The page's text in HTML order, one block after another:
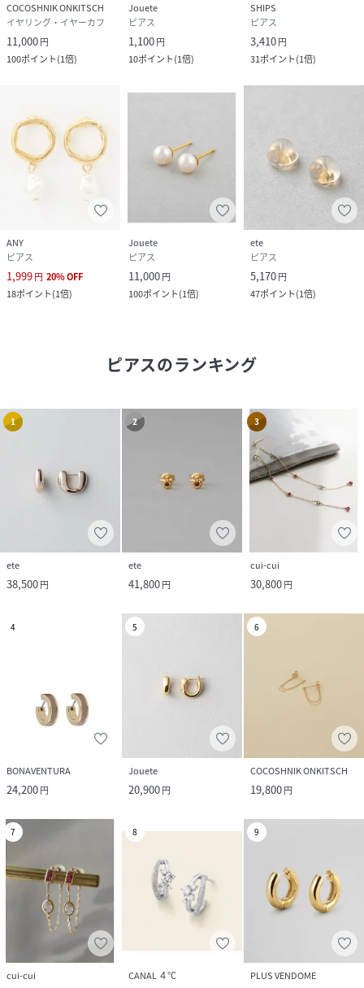
COCOSHNIK ONKITSCH
イヤリング・イヤーカフ
11,000円
100ポイント(1倍)
Jouete
ピアス
1,100円
10ポイント(1倍)
SHIPS
ピアス
3,410円
31ポイント(1倍)
ANY
ピアス
1,999円 20%OFF
18ポイント(1倍)
Jouete
ピアス
11,000円
100ポイント(1倍)
ete
ピアス
5,170円
47ポイント(1倍)
ピアスのランキング
1
ete
38,500円
2
ete
41,800円
3
cui-cui
30,800円
4
BONAVENTURA
24,200円
5
Jouete
20,900円
6
COCOSHNIK ONKITSCH
19,800円
7
cui-cui
8
CANAL ４℃
9
PLUS VENDOME